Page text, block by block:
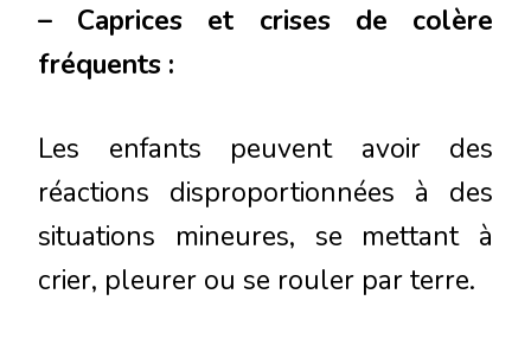
– Caprices et crises de colère
fréquents :
Les enfants peuvent avoir des
réactions disproportionnées à des
situations mineures, se mettant à
crier, pleurer ou se rouler par terre.